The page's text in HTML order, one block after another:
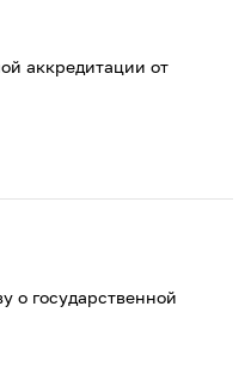
аккредитации от
о государственной